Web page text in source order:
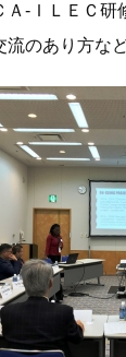
Ａ-ＩＬＥＣ研
流のあり方な